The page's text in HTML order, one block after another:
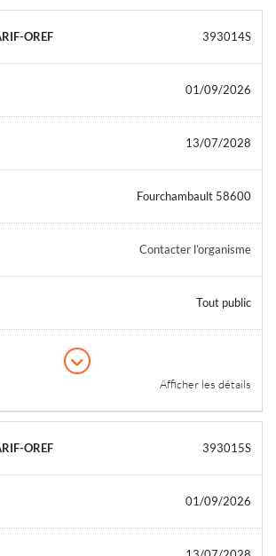
393014S
01/09/2026
13/07/2028
Fourchambault 58600
Contacter l’organisme
Tout public
Afficher les détails
393015S
01/09/2026